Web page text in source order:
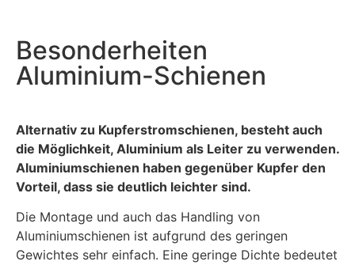
Besonderheiten
Aluminium-Schienen
Alternativ zu Kupferstromschienen, besteht auch
die Möglichkeit, Aluminium als Leiter zu verwenden.
Aluminiumschienen haben gegenüber Kupfer den
Vorteil, dass sie deutlich leichter sind.
Die Montage und auch das Handling von
Aluminiumschienen ist aufgrund des geringen
Gewichtes sehr einfach. Eine geringe Dichte bedeutet